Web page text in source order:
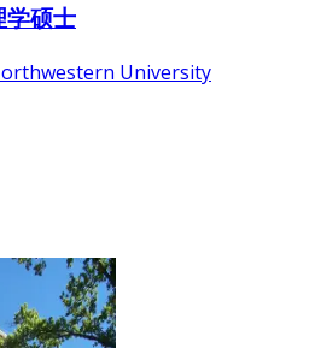
学硕士
University